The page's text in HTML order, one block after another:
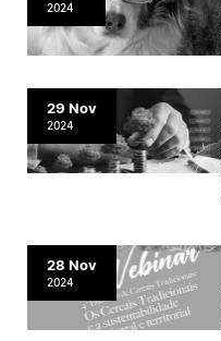
2024
29 Nov
2024
28 Nov
2024